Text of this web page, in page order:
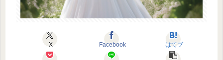
X Facebook はてブ